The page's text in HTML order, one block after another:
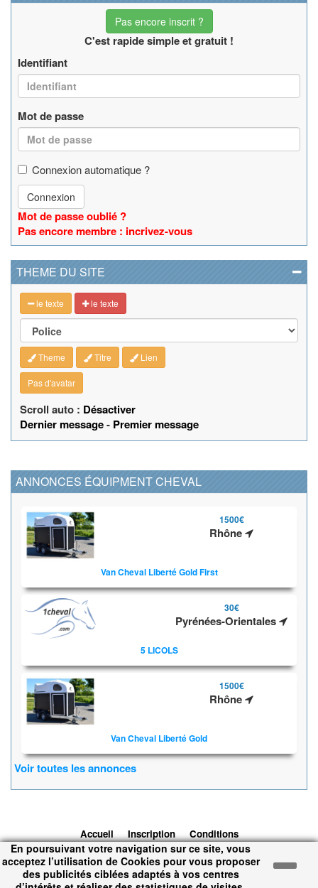
Pas encore inscrit ?
C'est rapide simple et gratuit !
Identifiant
Mot de passe
Connexion automatique ?
Connexion
Mot de passe oublié ?
Pas encore membre : incrivez-vous
THEME DU SITE
le texte le texte
Theme Titre Lien
Pas d'avatar
Scroll auto : Désactiver
Dernier message- Premier message
ANNONCES ÉQUIPMENT CHEVAL
1500€
Rhône
Van Cheval Liberté Gold First
30€
Pyrénées-Orientales
5 LICOLS
1500€
Rhône
Van Cheval Liberté Gold
Voir toutes les annonces
Accueil Inscription
Conditions
d'utilisation
Contacts © 2026 1cheval.com
Ecurie Virtuelle -
Jeu Cheval
En poursuivant votre navigation sur ce site, vous
acceptez l’utilisation de Cookies pour vous proposer
des publicités ciblées adaptés à vos centres